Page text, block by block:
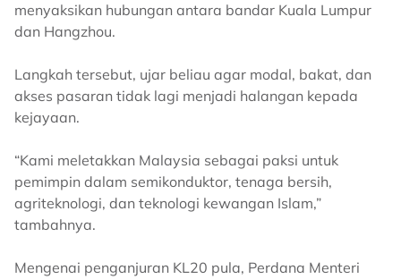
menyaksikan hubungan antara bandar Kuala Lumpur
dan Hangzhou.
Langkah tersebut, ujar beliau agar modal, bakat, dan
akses pasaran tidak lagi menjadi halangan kepada
kejayaan.
“Kami meletakkan Malaysia sebagai paksi untuk
pemimpin dalam semikonduktor, tenaga bersih,
agriteknologi, dan teknologi kewangan Islam,”
tambahnya.
Mengenai penganjuran KL20 pula, Perdana Menteri